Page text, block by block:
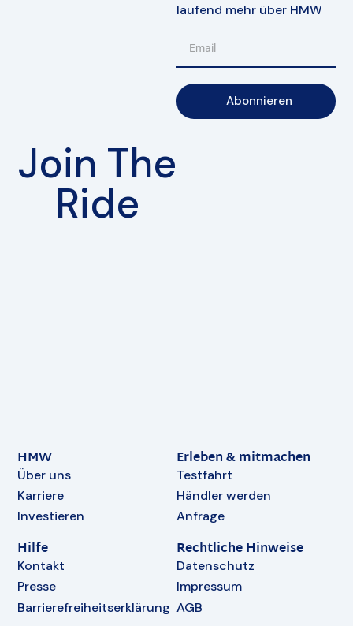
Join The
Ride
laufend mehr über HMW
Abonnieren
HMW
Über uns
Karriere
Investieren
Erleben & mitmachen
Testfahrt
Händler werden
Anfrage
Hilfe
Kontakt
Presse
Barrierefreiheitserklärung
Rechtliche Hinweise
Datenschutz
Impressum
AGB